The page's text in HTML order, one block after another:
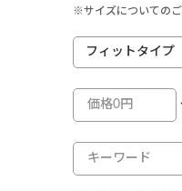
※サイズについての